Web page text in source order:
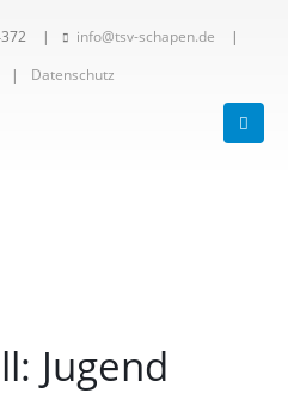
| info@tsv-schapen.de
|
| Datenschutz
Jugend